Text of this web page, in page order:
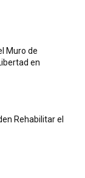
Muro de
en
Rehabilitar el